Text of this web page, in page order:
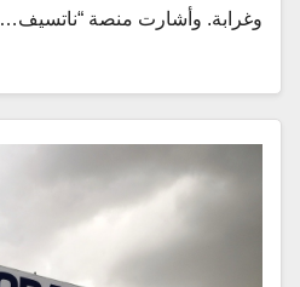
وغرابة. وأشارت منصة “ناتسيف…